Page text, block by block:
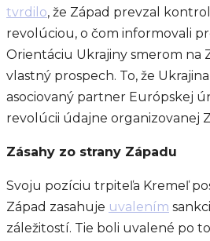
tvrdilo, že Západ prevzal
revolúciou, o čom informovali
Orientáciu Ukrajiny smerom na
vlastný prospech. To, že Ukrajina
asociovaný partner Európskej
revolúcii údajne organizovanej
Zásahy zo strany Západu
Svoju pozíciu trpiteľa Kremeľ
Západ zasahuje uvalením
záležitostí. Tie boli uvalené po